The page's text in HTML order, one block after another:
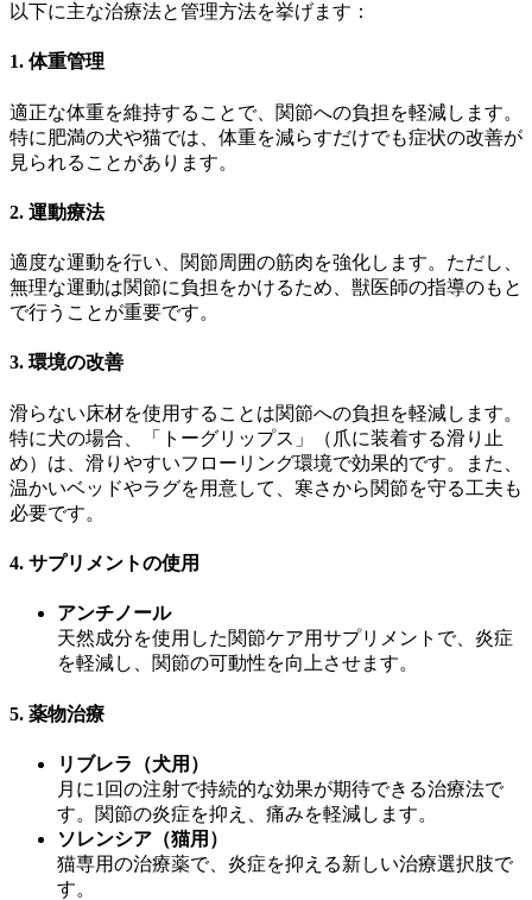
以下に主な治療法と管理方法を挙げます：
1. 体重管理
適正な体重を維持することで、関節への負担を軽減します。
特に肥満の犬や猫では、体重を減らすだけでも症状の改善が
見られることがあります。
2. 運動療法
適度な運動を行い、関節周囲の筋肉を強化します。ただし、
無理な運動は関節に負担をかけるため、獣医師の指導のもと
で行うことが重要です。
3. 環境の改善
滑らない床材を使用することは関節への負担を軽減します。
特に犬の場合、「トーグリップス」（爪に装着する滑り止
め）は、滑りやすいフローリング環境で効果的です。また、
温かいベッドやラグを用意して、寒さから関節を守る工夫も
必要です。
4. サプリメントの使用
アンチノール
天然成分を使用した関節ケア用サプリメントで、炎症
を軽減し、関節の可動性を向上させます。
5. 薬物治療
リブレラ（犬用）
月に1回の注射で持続的な効果が期待できる治療法で
す。関節の炎症を抑え、痛みを軽減します。
ソレンシア（猫用）
猫専用の治療薬で、炎症を抑える新しい治療選択肢で
す。